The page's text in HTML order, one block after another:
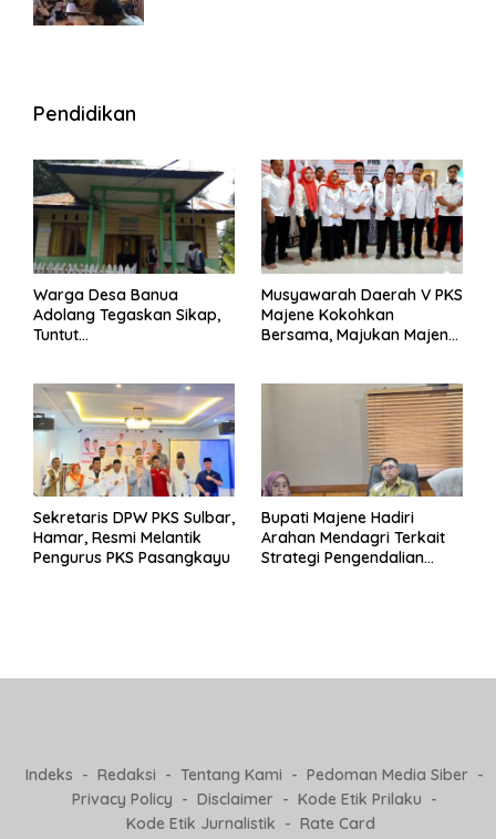
Pendidikan
Warga Desa Banua
Adolang Tegaskan Sikap,
Tuntut
Musyawarah Daerah V PKS
Majene Kokohkan
Bersama, Majukan Majene
Sekretaris DPW PKS Sulbar,
Hamar, Resmi Melantik
Pengurus PKS Pasangkayu
Bupati Majene Hadiri
Arahan Mendagri Terkait
Strategi Pengendalian
Indeks Redaksi Tentang Kami
Pedoman Media Siber
Privacy Policy
Disclaimer
Kode Etik Prilaku
Kode Etik Jurnalistik
Rate Card